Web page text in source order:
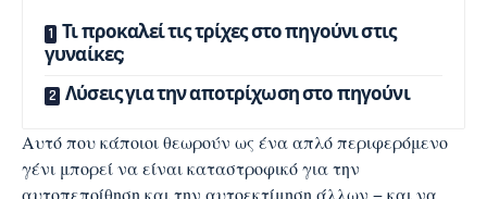
Τι προκαλεί τις τρίχες στο πηγούνι στις
γυναίκες;
Λύσεις για την αποτρίχωση στο πηγούνι
Αυτό που κάποιοι θεωρούν ως ένα απλό περιφερόμενο
γένι μπορεί να είναι καταστροφικό για την
αυτοπεποίθηση και την αυτοεκτίμηση άλλων – και να